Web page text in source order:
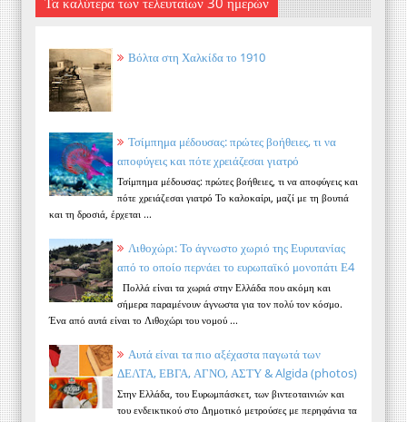
Βόλτα στη Χαλκίδα το 1910
Τσίμπημα μέδουσας: πρώτες βοήθειες, τι να
αποφύγεις και πότε χρειάζεσαι γιατρό
Τσίμπημα μέδουσας: πρώτες βοήθειες, τι να αποφύγεις και
πότε χρειάζεσαι γιατρό Το καλοκαίρι, μαζί με τη βουτιά
και τη δροσιά, έρχεται ...
Λιθοχώρι: Το άγνωστο χωριό της Ευρυτανίας
από το οποίο περνάει το ευρωπαϊκό μονοπάτι Ε4
Πολλά είναι τα χωριά στην Ελλάδα που ακόμη και
σήμερα παραμένουν άγνωστα για τον πολύ τον κόσμο.
Ένα από αυτά είναι το Λιθοχώρι του νομού ...
Αυτά είναι τα πιο αξέχαστα παγωτά των
ΔΕΛΤΑ, ΕΒΓΑ, ΑΓΝΟ, ΑΣΤΥ & Algida (photos)
Στην Ελλάδα, του Ευρωμπάσκετ, των βιντεοταινιών και
του ενδεικτικού στο Δημοτικό μετρούσες με περηφάνια τα